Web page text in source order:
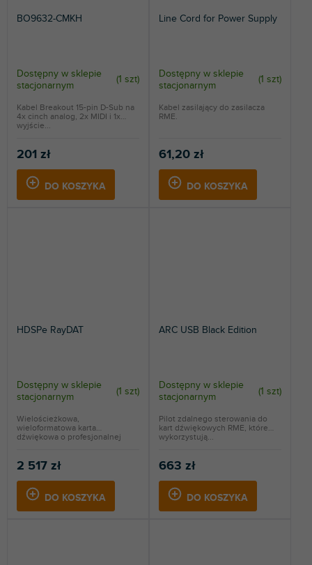
BO9632-CMKH
Dostępny w sklepie
stacjonarnym
(1 szt)
201 zł
DO KOSZYKA
Kabel Breakout 15-pin D-Sub na
4x cinch analog, 2x MIDI i 1x
wyjście...
Line Cord for Power Supply
Dostępny w sklepie
stacjonarnym
(1 szt)
61,20 zł
DO KOSZYKA
Kabel zasilający do zasilacza
RME.
HDSPe RayDAT
Dostępny w sklepie
stacjonarnym
(1 szt)
2 517 zł
DO KOSZYKA
Wielościeżkowa,
wieloformatowa karta
dźwiękowa o profesjonalnej
ARC USB Black Edition
Dostępny w sklepie
stacjonarnym
(1 szt)
663 zł
DO KOSZYKA
Pilot zdalnego sterowania do
kart dźwiękowych RME, które
wykorzystują...